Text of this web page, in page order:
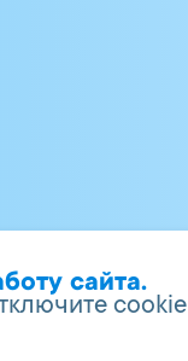
сайта.